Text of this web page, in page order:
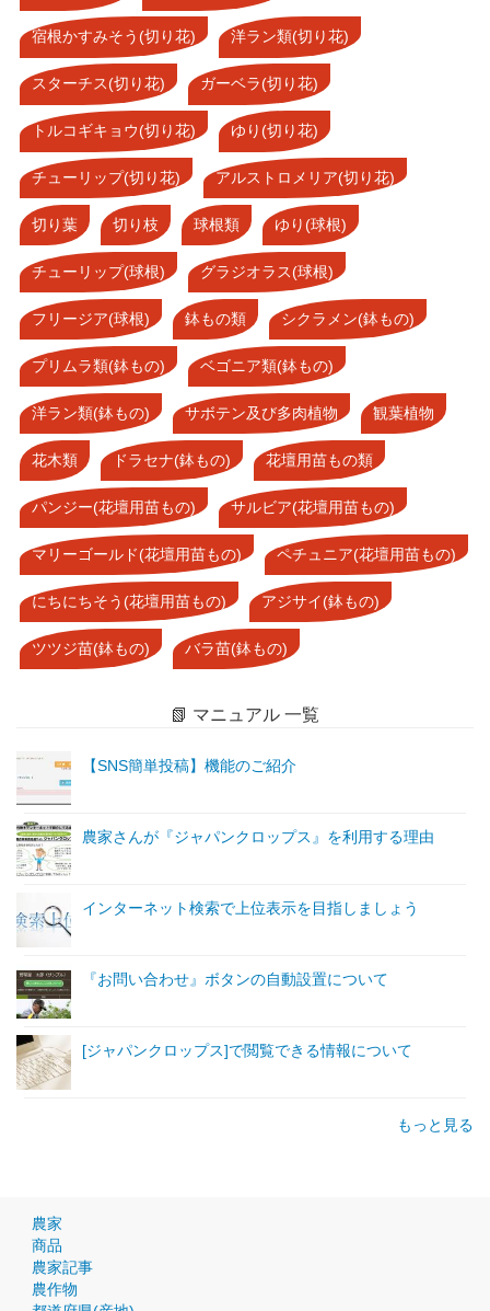
宿根かすみそう(切り花) 洋ラン類(切り花)
スターチス(切り花) ガーベラ(切り花)
トルコギキョウ(切り花) ゆり(切り花)
チューリップ(切り花) アルストロメリア(切り花)
切り葉 切り枝 球根類 ゆり(球根)
チューリップ(球根) グラジオラス(球根)
フリージア(球根) 鉢もの類 シクラメン(鉢もの)
プリムラ類(鉢もの) ベゴニア類(鉢もの)
洋ラン類(鉢もの) サボテン及び多肉植物 観葉植物
花木類 ドラセナ(鉢もの) 花壇用苗もの類
パンジー(花壇用苗もの) サルビア(花壇用苗もの)
マリーゴールド(花壇用苗もの) ペチュニア(花壇用苗もの)
にちにちそう(花壇用苗もの) アジサイ(鉢もの)
ツツジ苗(鉢もの) バラ苗(鉢もの)
📗 マニュアル 一覧
【SNS簡単投稿】機能のご紹介
農家さんが『ジャパンクロップス』を利用する理由
インターネット検索で上位表示を目指しましょう
『お問い合わせ』ボタンの自動設置について
[ジャパンクロップス]で閲覧できる情報について
もっと見る
農家
商品
農家記事
農作物